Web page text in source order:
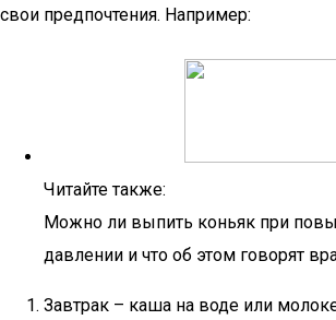
свои предпочтения. Например:
Читайте также:
Можно ли выпить коньяк при
давлении и что об этом говорят
Завтрак – каша на воде или